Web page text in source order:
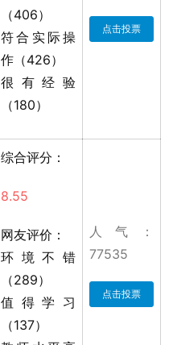
（406）
符合实际操
作（426）
很有经验
（180）
点击投票
综合评分：
8.55
网友评价：
环境不错
（289）
值得学习
（137）
人气：
77535
点击投票